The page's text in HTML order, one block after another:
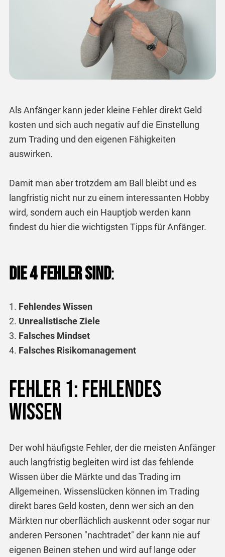
Als Anfänger kann jeder kleine Fehler direkt Geld
kosten und sich auch negativ auf die Einstellung
zum Trading und den eigenen Fähigkeiten
auswirken.
Damit man aber trotzdem am Ball bleibt und es
langfristig nicht nur zu einem interessanten Hobby
wird, sondern auch ein Hauptjob werden kann
findest du hier die wichtigsten Tipps für Anfänger.
Die 4 Fehler sind:
Fehlendes Wissen
Unrealistische Ziele
Falsches Mindset
Falsches Risikomanagement
Fehler 1: Fehlendes
Wissen
Der wohl häufigste Fehler, der die meisten Anfänger
auch langfristig begleiten wird ist das fehlende
Wissen über die Märkte und das Trading im
Allgemeinen. Wissenslücken können im Trading
direkt bares Geld kosten, denn wer sich an den
Märkten nur oberflächlich auskennt oder sogar nur
anderen Personen "nachtradet" der kann nie auf
eigenen Beinen stehen und wird auf lange oder